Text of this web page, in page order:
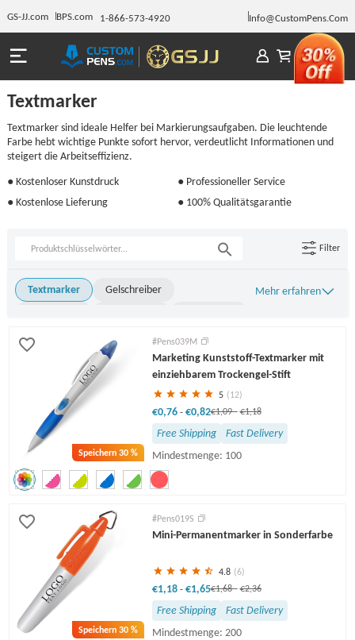
GS-JJ.com BPS.com 1-866-573-4920 Info@CustomPens.Com
Textmarker
Textmarker sind ideale Helfer bei Markierungsaufgaben. Die leuchtende
Farbe hebt wichtige Punkte sofort hervor, verdeutlicht Informationen und
steigert die Arbeitseffizienz.
● Kostenloser Kunstdruck
● Professioneller Service
● Kostenlose Lieferung
● 100% Qualitätsgarantie
Filter
Textmarker
Gelschreiber
Stifte
Klick-Stifte
Leuchtstifte
Gravierte Stifte
Drehstifte
Mehr erfahren
Speichern30 %
#Pens039M
Marketing Kunststoff-Textmarker mit
einziehbarem Trockengel-Stift
5 (12)
€0,76 - €0,82€1,09- €1,18
Free Shipping
Fast Delivery
Mindestmenge: 100
Speichern30 %
#Pens019S
Mini-Permanentmarker in Sonderfarbe
4.8 (6)
€1,18 - €1,65€1,68- €2,36
Free Shipping
Fast Delivery
Mindestmenge: 200